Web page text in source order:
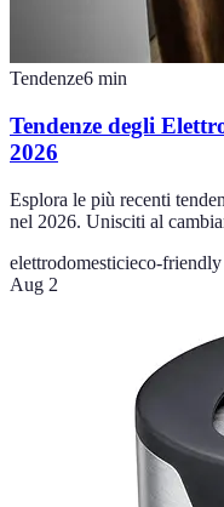
Tendenze6 min
Tendenze degli
2026
Esplora le più recenti
nel 2026. Unisciti al
elettrodomesticieco-friendly
Aug 2